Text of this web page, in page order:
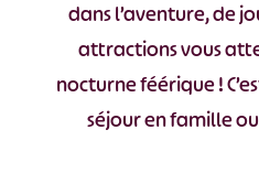
dans l’aventure, de
attractions vous
nocturne féérique !
séjour en famille